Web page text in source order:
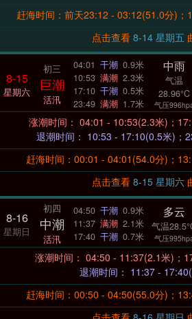
赶海时间：前天23:12 - 03:12(51.0分)；
点击查看
8-14 星期五
8-15
星期六
初三
巨潮
活汛
04:01 干潮 0.9米
10:53 满潮 2.3米
17:10 干潮 0.5米
23:49 满潮 1.7米
中雨
气温
28.96°C
气压
涨潮时间： 04:01 - 10:53(2.3米
退潮时间： 10:53 - 17:10(0.5
赶海时间：00:01 - 04:01(54.0分)；
点击查看
8-15 星期六
8-16
星期日
初四
中潮
活汛
04:50 干潮 0.9米
11:37 满潮 2.1米
17:40 干潮 0.7米
多云
气温
气压
涨潮时间： 04:50 - 11:37(2.1
退潮时间： 11:37 -
赶海时间：00:50 - 04:50(55.0分)；